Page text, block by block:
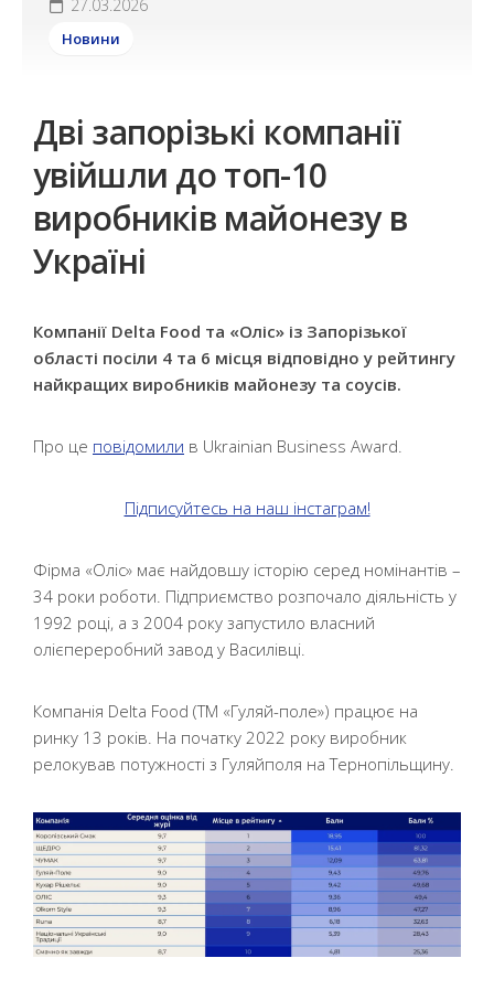
27.03.2026
Новини
Дві запорізькі компанії
увійшли до топ-10
виробників майонезу в
Україні
Компанії Delta Food та «Оліс» із Запорізької
області посіли 4 та 6 місця відповідно у рейтингу
найкращих виробників майонезу та соусів.
Про це повідомили в Ukrainian Business Award.
Підписуйтесь на наш інстаграм!
Фірма «Оліс» має найдовшу історію серед номінантів –
34 роки роботи. Підприємство розпочало діяльність у
1992 році, а з 2004 року запустило власний
олієпереробний завод у Василівці.
Компанія Delta Food (ТМ «Гуляй-поле») працює на
ринку 13 років. На початку 2022 року виробник
релокував потужності з Гуляйполя на Тернопільщину.